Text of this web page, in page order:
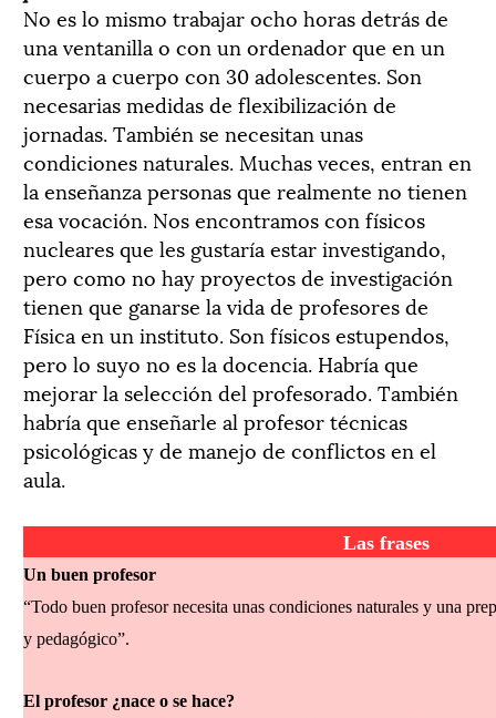
No es lo mismo trabajar ocho horas detrás de
una ventanilla o con un ordenador que en un
cuerpo a cuerpo con 30 adolescentes. Son
necesarias medidas de flexibilización de
jornadas. También se necesitan unas
condiciones naturales. Muchas veces, entran en
la enseñanza personas que realmente no tienen
esa vocación. Nos encontramos con físicos
nucleares que les gustaría estar investigando,
pero como no hay proyectos de investigación
tienen que ganarse la vida de profesores de
Física en un instituto. Son físicos estupendos,
pero lo suyo no es la docencia. Habría que
mejorar la selección del profesorado. También
habría que enseñarle al profesor técnicas
psicológicas y de manejo de conflictos en el
aula.
Las frases
Un buen profesor
“Todo buen profesor necesita unas condiciones naturales y una
y pedagógico”.
El profesor ¿nace o se hace?